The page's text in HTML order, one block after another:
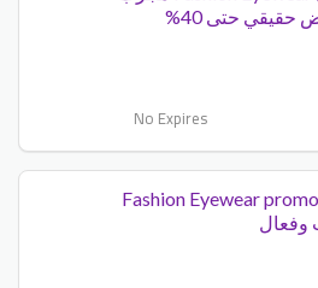
حقيقي حتى 40%
No Expires
Fashion Eyewear